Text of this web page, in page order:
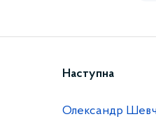
Наступна
Олександр